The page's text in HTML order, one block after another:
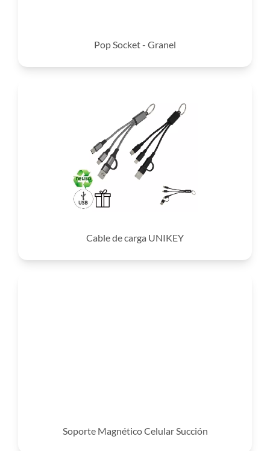
Pop Socket - Granel
Cable de carga UNIKEY
Soporte Magnético Celular Succión